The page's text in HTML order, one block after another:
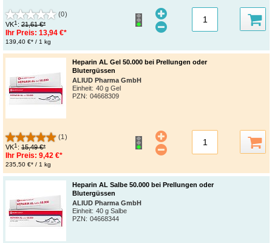
(0)
VK1 : 21,61 €*
Ihr Preis: 13,94 €*
139,40 €* / 1 kg
Heparin AL Gel 50.000 bei Prellungen oder
Blutergüssen
ALIUD Pharma GmbH
Einheit: 40 g Gel
PZN: 04668309
(1)
VK1 : 15,49 €*
Ihr Preis: 9,42 €*
235,50 €* / 1 kg
Heparin AL Salbe 50.000 bei Prellungen oder
Blutergüssen
ALIUD Pharma GmbH
Einheit: 40 g Salbe
PZN: 04668344